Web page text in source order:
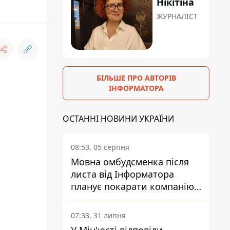
ЖУРНАЛІСТ
БІЛЬШЕ ПРО АВТОРІВ
ІНФОРМАТОРА
ОСТАННІ НОВИНИ УКРАЇНИ
08:53, 05 серпня
Мовна омбудсменка після
листа від Інформатора
планує покарати компанію-
підрядника ПриватБанку
07:33, 31 липня